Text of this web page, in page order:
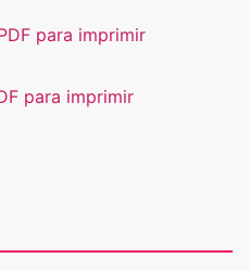
para imprimir
para imprimir